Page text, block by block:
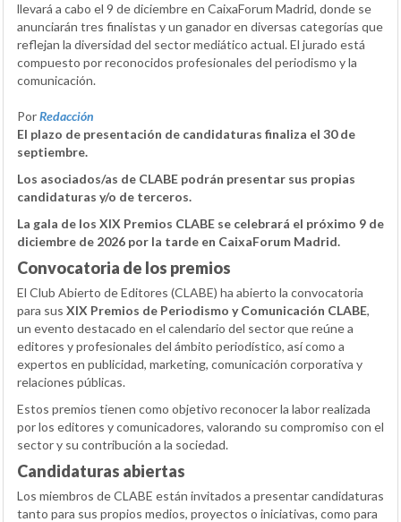
llevará a cabo el 9 de diciembre en CaixaForum Madrid, donde se
anunciarán tres finalistas y un ganador en diversas categorías que
reflejan la diversidad del sector mediático actual. El jurado está
compuesto por reconocidos profesionales del periodismo y la
comunicación.
PorRedacción
El plazo de presentación de candidaturas finaliza el 30 de
septiembre.
Los asociados/as de CLABE podrán presentar sus propias
candidaturas y/o de terceros.
La gala de los XIX Premios CLABE se celebrará el próximo 9 de
diciembre de 2026 por la tarde en CaixaForum Madrid.
Convocatoria de los premios
El Club Abierto de Editores (CLABE) ha abierto la convocatoria
para sus XIX Premios de Periodismo y Comunicación CLABE,
un evento destacado en el calendario del sector que reúne a
editores y profesionales del ámbito periodístico, así como a
expertos en publicidad, marketing, comunicación corporativa y
relaciones públicas.
Estos premios tienen como objetivo reconocer la labor realizada
por los editores y comunicadores, valorando su compromiso con el
sector y su contribución a la sociedad.
Candidaturas abiertas
Los miembros de CLABE están invitados a presentar candidaturas
tanto para sus propios medios, proyectos o iniciativas, como para